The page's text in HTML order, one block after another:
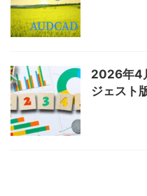
2026年4
ジェスト